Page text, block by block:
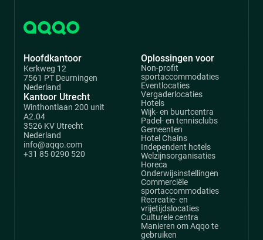
Hoofdkantoor
Kerkweg 12
7561 PT Deurningen
Nederland
Kantoor Utrecht
Winthontlaan 200 unit
A2.04
3526 KV Utrecht
Nederland
info@aqqo.com
+31 85 0290 520
Oplossingen voor
Non-profit
sportaccommodaties
Eventlocaties
Vergaderlocaties
Hotels
Wijk- en buurtcentra
Padel- en tennisclubs
Gemeenten
Hotel Chains
Independent hotels
Welzijnsorganisaties
Horeca
Onderwijsinstellingen
Commerciële
sportaccommodaties
Recreatie- en
vrijetijdslocaties
Culturele centra
Manieren om Aqqo te
gebruiken